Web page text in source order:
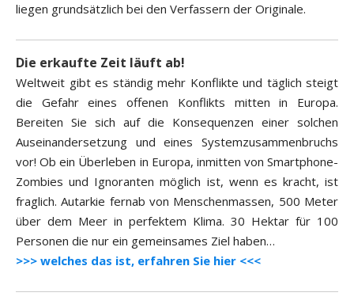
liegen grundsätzlich bei den Verfassern der Originale.
Die erkaufte Zeit läuft ab!
Weltweit gibt es ständig mehr Konflikte und täglich steigt
die Gefahr eines offenen Konflikts mitten in Europa.
Bereiten Sie sich auf die Konsequenzen einer solchen
Auseinandersetzung und eines Systemzusammenbruchs
vor! Ob ein Überleben in Europa, inmitten von Smartphone-
Zombies und Ignoranten möglich ist, wenn es kracht, ist
fraglich. Autarkie fernab von Menschenmassen, 500 Meter
über dem Meer in perfektem Klima. 30 Hektar für 100
Personen die nur ein gemeinsames Ziel haben…
>>> welches das ist, erfahren Sie hier <<<